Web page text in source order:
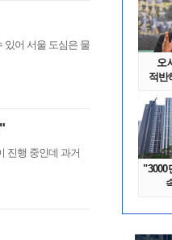
있어 서울 도심은 물
진행 중인데 과거
오
적반
"3000